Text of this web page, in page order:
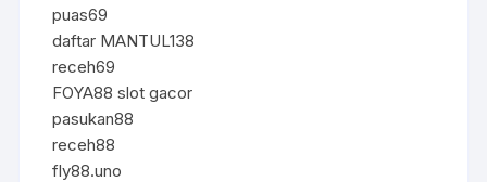
puas69
daftar MANTUL138
receh69
FOYA88 slot gacor
pasukan88
receh88
fly88.uno